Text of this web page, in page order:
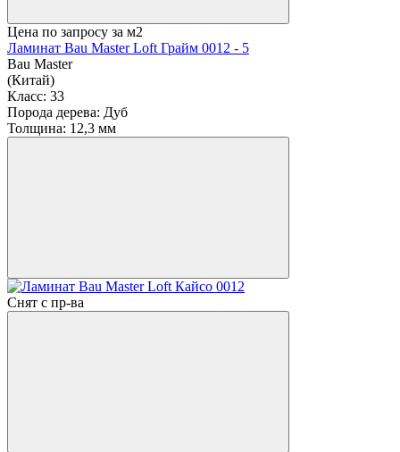
Цена по запросу за м2
Ламинат Bau Master Loft Грайм 0012 - 5
Bau Master
(Китай)
Класс: 33
Порода дерева: Дуб
Толщина: 12,3 мм
Снят с пр-ва